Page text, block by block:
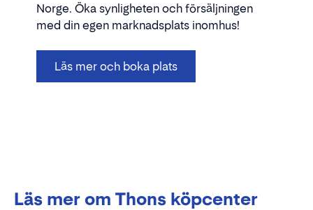
Norge. Öka synligheten och försäljningen
med din egen marknadsplats inomhus!
Läs mer och boka plats
Läs mer om Thons köpcenter